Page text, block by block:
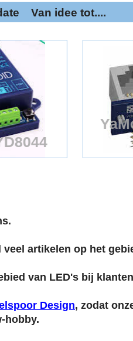
Van idee tot....
YaMorc ES
artikelen op het
van LED's bij
Design, zodat
hobby.